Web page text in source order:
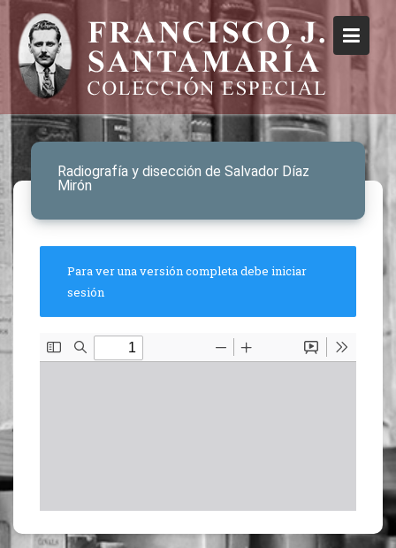
Radiografía y disección de Salvador Díaz
Mirón
Para ver una versión completa debe iniciar
sesión